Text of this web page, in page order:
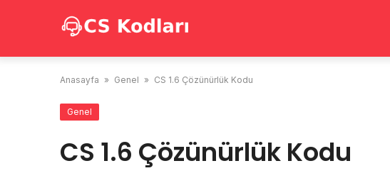
Anasayfa » Genel » CS 1.6 Çözünürlük Kodu
Genel
CS 1.6 Çözünürlük Kodu